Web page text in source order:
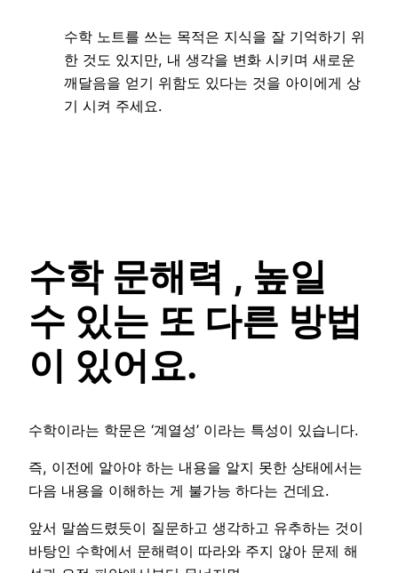
수학 노트를 쓰는 목적은 지식을 잘 기억하기 위
한 것도 있지만, 내 생각을 변화 시키며 새로운
깨달음을 얻기 위함도 있다는 것을 아이에게 상
기 시켜 주세요.
수학 문해력 , 높일
수 있는 또 다른 방법
이 있어요.
수학이라는 학문은 ‘계열성’ 이라는 특성이 있습니다.
즉, 이전에 알아야 하는 내용을 알지 못한 상태에서는
다음 내용을 이해하는 게 불가능 하다는 건데요.
앞서 말씀드렸듯이 질문하고 생각하고 유추하는 것이
바탕인 수학에서 문해력이 따라와 주지 않아 문제 해